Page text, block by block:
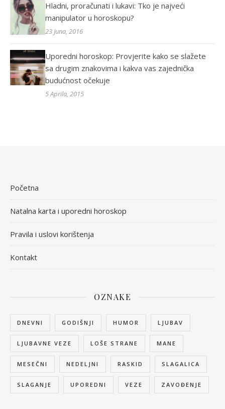
Hladni, proračunati i lukavi: Tko je najveći
manipulator u horoskopu?
23 Juna, 2016
Uporedni horoskop: Provjerite kako se slažete
sa drugim znakovima i kakva vas zajednička
budućnost očekuje
5 Aprila, 2015
Početna
Natalna karta i uporedni horoskop
Pravila i uslovi korištenja
Kontakt
OZNAKE
DNEVNI GODIŠNJI HUMOR LJUBAV
LJUBAVNE VEZE LOŠE STRANE MANE
MESEČNI NEDELJNI RASKID SLAGALICA
SLAGANJE UPOREDNI VEZE ZAVOĐENJE